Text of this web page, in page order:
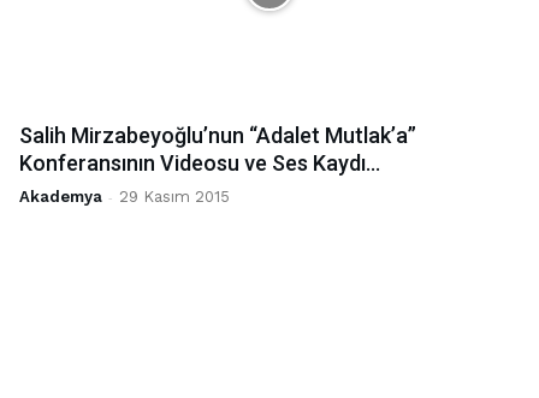
Salih Mirzabeyoğlu’nun “Adalet Mutlak’a”
Konferansının Videosu ve Ses Kaydı...
Akademya - 29 Kasım 2015